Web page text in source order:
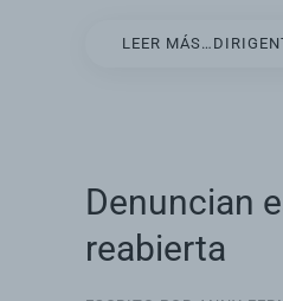
LEER
Denuncian
reabierta